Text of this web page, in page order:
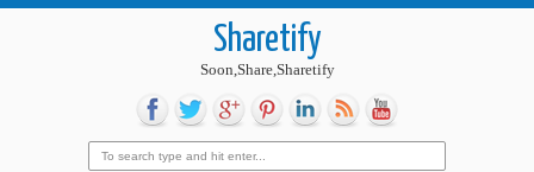
Sharetify
Soon,Share,Sharetify